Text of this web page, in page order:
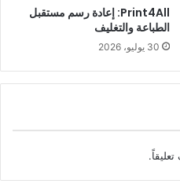
Print4All: إعادة رسم مستقبل
الطباعة والتغليف
30 يوليو، 2026